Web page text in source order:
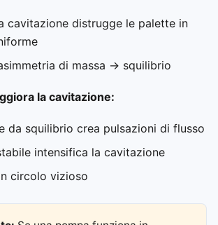
cavitazione distrugge le palette in
di massa → squilibrio
la cavitazione:
da squilibrio crea pulsazioni di flusso
intensifica la cavitazione
circolo vizioso